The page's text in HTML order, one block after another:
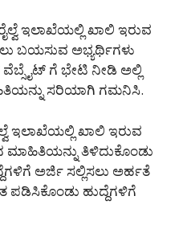
ಇಲಾಖೆಯಲ್ಲಿ ಖಾಲಿ ಇರುವ
ಬಯಸುವ ಅಭ್ಯರ್ಥಿಗಳು
ಗೆ ಭೇಟಿ ನೀಡಿ ಅಲ್ಲಿ
ಸರಿಯಾಗಿ ಗಮನಿಸಿ.
ಇಲಾಖೆಯಲ್ಲಿ ಖಾಲಿ ಇರುವ
ತಿಳಿದುಕೊಂಡು
ಅರ್ಜಿ ಸಲ್ಲಿಸಲು ಅರ್ಹತೆ
ಪಡಿಸಿಕೊಂಡು ಹುದ್ದೆಗಳಿಗೆ